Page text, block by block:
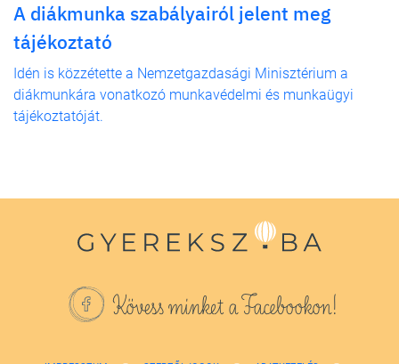
A diákmunka szabályairól jelent meg
tájékoztató
Idén is közzétette a Nemzetgazdasági Minisztérium a
diákmunkára vonatkozó munkavédelmi és munkaügyi
tájékoztatóját.
Kövess minket a Facebookon!